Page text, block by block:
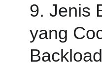
9. Jenis
yang
Backload